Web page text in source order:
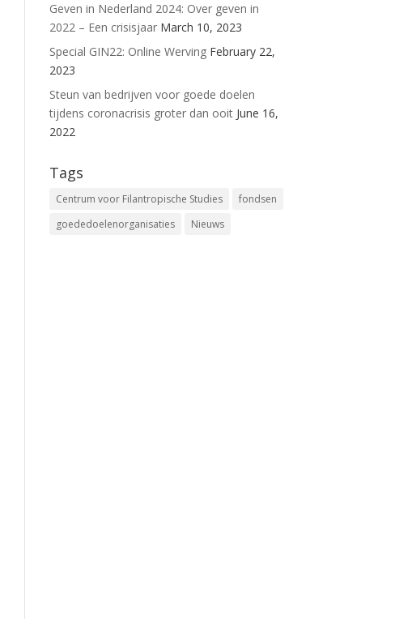
Geven in Nederland 2024: Over geven in
2022 – Een crisisjaar March 10, 2023
Special GIN22: Online Werving February 22,
2023
Steun van bedrijven voor goede doelen
tijdens coronacrisis groter dan ooit June 16,
2022
Tags
Centrum voor Filantropische Studies
fondsen
goededoelenorganisaties
Nieuws